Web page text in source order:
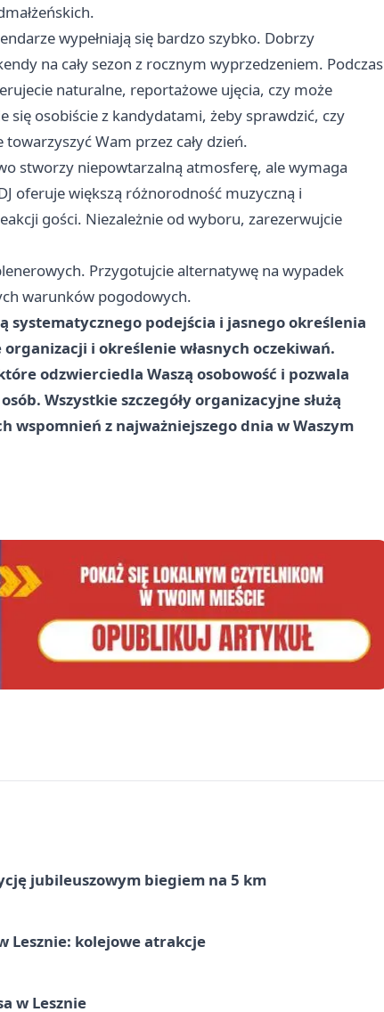
wypełniają się bardzo szybko. Dobrzy
na cały sezon z rocznym wyprzedzeniem. Podczas
naturalne, reportażowe ujęcia, czy może
osobiście z kandydatami, żeby sprawdzić, czy
Wam przez cały dzień.
stworzy niepowtarzalną atmosferę, ale wymaga
oferuje większą różnorodność muzyczną i
gości. Niezależnie od wyboru, zarezerwujcie
Przygotujcie alternatywę na wypadek
warunków pogodowych.
podejścia i jasnego określenia
i określenie własnych oczekiwań.
odzwierciedla Waszą osobowość i pozwala
Wszystkie szczegóły organizacyjne służą
wspomnień z najważniejszego dnia w Waszym
jubileuszowym biegiem na 5 km
Lesznie: kolejowe atrakcje
w Lesznie